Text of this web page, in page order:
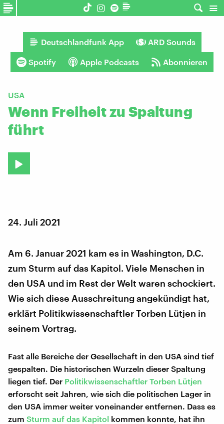
Deutschlandfunk App ARD Sounds
Spotify Apple Podcasts Abonnieren
USA
Wenn Freiheit zu Spaltung
führt
24. Juli 2021
Am 6. Januar 2021 kam es in Washington, D.C.
zum Sturm auf das Kapitol. Viele Menschen in
den USA und im Rest der Welt waren schockiert.
Wie sich diese Ausschreitung angekündigt hat,
erklärt Politikwissenschaftler Torben Lütjen in
seinem Vortrag.
Fast alle Bereiche der Gesellschaft in den USA sind tief
gespalten. Die historischen Wurzeln dieser Spaltung
liegen tief. Der Politikwissenschaftler Torben Lütjen
erforscht seit Jahren, wie sich die politischen Lager in
den USA immer weiter voneinander entfernen. Dass es
zum Sturm auf das Kapitol kommen konnte, hat ihn